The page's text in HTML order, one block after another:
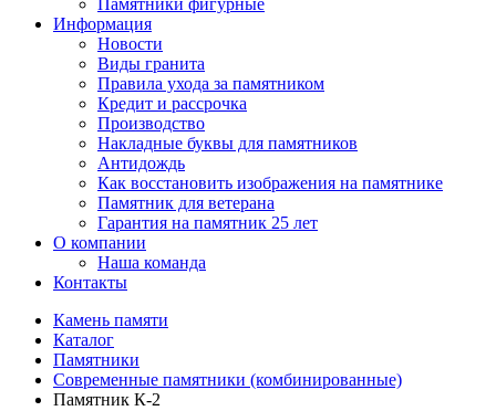
Информация
Новости
Виды гранита
Правила ухода за памятником
Кредит и рассрочка
Производство
Накладные буквы для памятников
Антидождь
Как восстановить изображения на памятнике
Памятник для ветерана
Гарантия на памятник 25 лет
О компании
Наша команда
Контакты
Камень памяти
Каталог
Памятники
Современные памятники (комбинированные)
Памятник К-2